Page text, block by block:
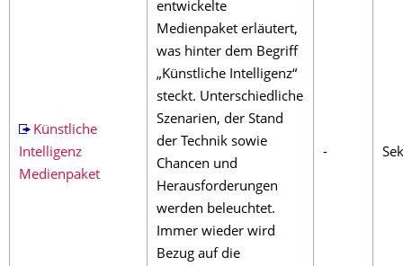
Künstliche
Intelligenz
Medienpaket
entwickelte
Medienpaket erläutert,
was hinter dem Begriff
„Künstliche Intelligenz“
steckt. Unterschiedliche
Szenarien, der Stand
der Technik sowie
Chancen und
Herausforderungen
werden beleuchtet.
Immer wieder wird
Bezug auf die
-